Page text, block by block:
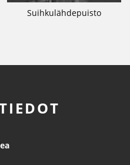
Suihkulähdepuisto